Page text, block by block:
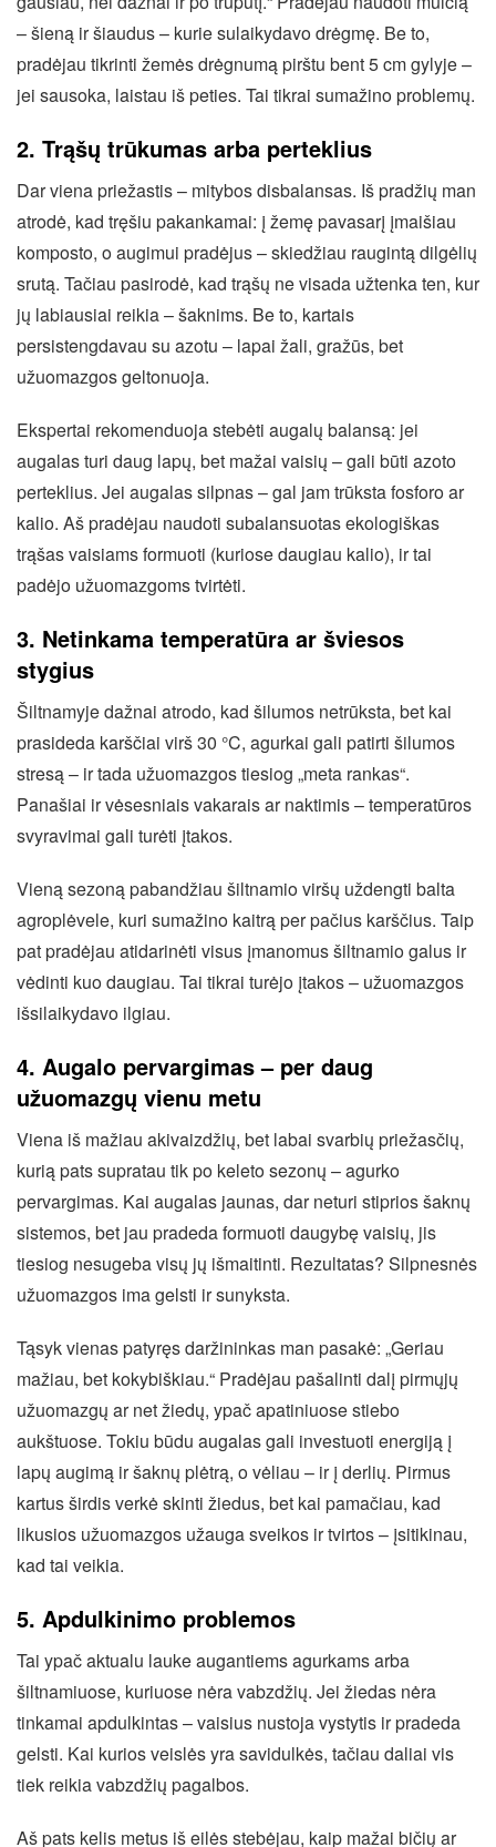
– šieną ir šiaudus – kurie sulaikydavo drėgmę. Be to,
pradėjau tikrinti žemės drėgnumą pirštu bent 5 cm gylyje –
jei sausoka, laistau iš peties. Tai tikrai sumažino problemų.
2. Trąšų trūkumas arba perteklius
Dar viena priežastis – mitybos disbalansas. Iš pradžių man
atrodė, kad tręšiu pakankamai: į žemę pavasarį įmaišiau
komposto, o augimui pradėjus – skiedžiau raugintą dilgėlių
srutą. Tačiau pasirodė, kad trąšų ne visada užtenka ten, kur
jų labiausiai reikia – šaknims. Be to, kartais
persistengdavau su azotu – lapai žali, gražūs, bet
užuomazgos geltonuoja.
Ekspertai rekomenduoja stebėti augalų balansą: jei
augalas turi daug lapų, bet mažai vaisių – gali būti azoto
perteklius. Jei augalas silpnas – gal jam trūksta fosforo ar
kalio. Aš pradėjau naudoti subalansuotas ekologiškas
trąšas vaisiams formuoti (kuriose daugiau kalio), ir tai
padėjo užuomazgoms tvirtėti.
3. Netinkama temperatūra ar šviesos
stygius
Šiltnamyje dažnai atrodo, kad šilumos netrūksta, bet kai
prasideda karščiai virš 30 °C, agurkai gali patirti šilumos
stresą – ir tada užuomazgos tiesiog „meta rankas“.
Panašiai ir vėsesniais vakarais ar naktimis – temperatūros
svyravimai gali turėti įtakos.
Vieną sezoną pabandžiau šiltnamio viršų uždengti balta
agroplėvele, kuri sumažino kaitrą per pačius karščius. Taip
pat pradėjau atidarinėti visus įmanomus šiltnamio galus ir
vėdinti kuo daugiau. Tai tikrai turėjo įtakos – užuomazgos
išsilaikydavo ilgiau.
4. Augalo pervargimas – per daug
užuomazgų vienu metu
Viena iš mažiau akivaizdžių, bet labai svarbių priežasčių,
kurią pats supratau tik po keleto sezonų – agurko
pervargimas. Kai augalas jaunas, dar neturi stiprios šaknų
sistemos, bet jau pradeda formuoti daugybę vaisių, jis
tiesiog nesugeba visų jų išmaitinti. Rezultatas? Silpnesnės
užuomazgos ima gelsti ir sunyksta.
Tąsyk vienas patyręs daržininkas man pasakė: „Geriau
mažiau, bet kokybiškiau.“ Pradėjau pašalinti dalį pirmųjų
užuomazgų ar net žiedų, ypač apatiniuose stiebo
aukštuose. Tokiu būdu augalas gali investuoti energiją į
lapų augimą ir šaknų plėtrą, o vėliau – ir į derlių. Pirmus
kartus širdis verkė skinti žiedus, bet kai pamačiau, kad
likusios užuomazgos užauga sveikos ir tvirtos – įsitikinau,
kad tai veikia.
5. Apdulkinimo problemos
Tai ypač aktualu lauke augantiems agurkams arba
šiltnamiuose, kuriuose nėra vabzdžių. Jei žiedas nėra
tinkamai apdulkintas – vaisius nustoja vystytis ir pradeda
gelsti. Kai kurios veislės yra savidulkės, tačiau daliai vis
tiek reikia vabzdžių pagalbos.
Aš pats kelis metus iš eilės stebėjau, kaip mažai bičių ar